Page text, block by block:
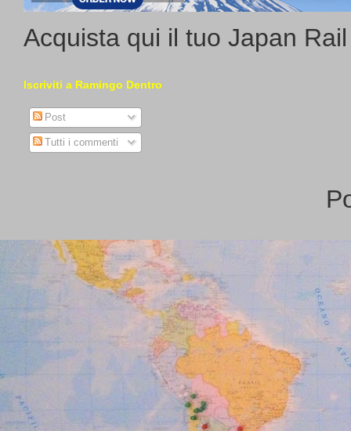
Acquista qui il tuo Japan
Iscriviti a Ramingo Dentro
Post
Tutti i commenti